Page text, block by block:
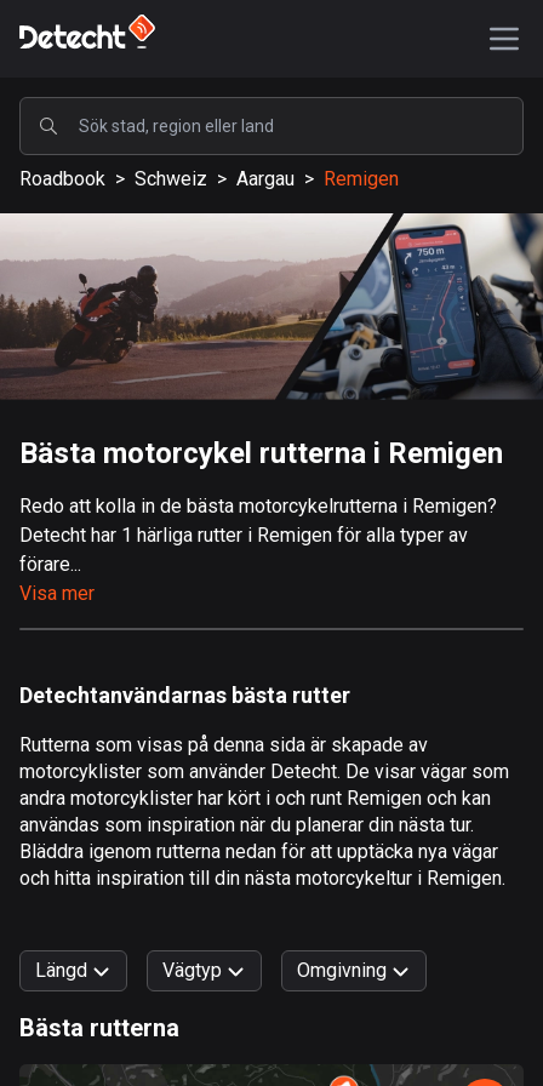
POPULÄRA
USA
587075 rutter
Sverige
203040 rutter
Storbritannien
115096 rutter
9 rutter
181 rutter
Algeriet
175 rutter
Amerikanska Jungfruöarna
1 rutt
Angola
Antigua och Barbuda
Roadbook > Schweiz > Aargau > Remigen
Bästa motorcykel rutterna i Remigen
Redo att kolla in de bästa motorcykelrutterna i Remigen?
Detecht har 1 härliga rutter i Remigen för alla typer av
förare...
Visa mer
Detechtanvändarnas bästa rutter
Rutterna som visas på denna sida är skapade av
motorcyklister som använder Detecht. De visar vägar som
andra motorcyklister har kört i och runt Remigen och kan
användas som inspiration när du planerar din nästa tur.
Bläddra igenom rutterna nedan för att upptäcka nya vägar
och hitta inspiration till din nästa motorcykeltur i Remigen.
Längd Vägtyp Omgivning
Bästa rutterna